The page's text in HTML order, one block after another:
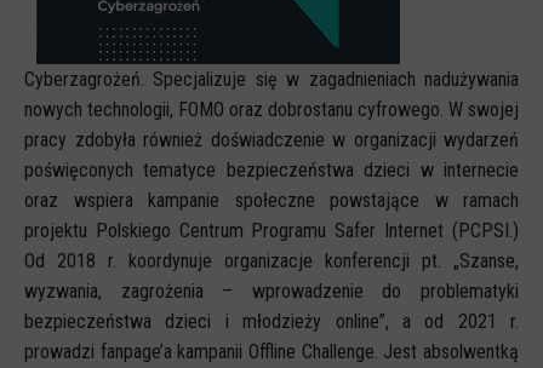
Cyberzagrożeń. Specjalizuje się w zagadnieniach nadużywania
nowych technologii, FOMO oraz dobrostanu cyfrowego. W swojej
pracy zdobyła również doświadczenie w organizacji wydarzeń
poświęconych tematyce bezpieczeństwa dzieci w internecie
oraz wspiera kampanie społeczne powstające w ramach
projektu Polskiego Centrum Programu Safer Internet (PCPSI.)
Od 2018 r. koordynuje organizacje konferencji pt. „Szanse,
wyzwania, zagrożenia – wprowadzenie do problematyki
bezpieczeństwa dzieci i młodzieży online”, a od 2021 r.
prowadzi fanpage’a kampanii Offline Challenge. Jest absolwentką